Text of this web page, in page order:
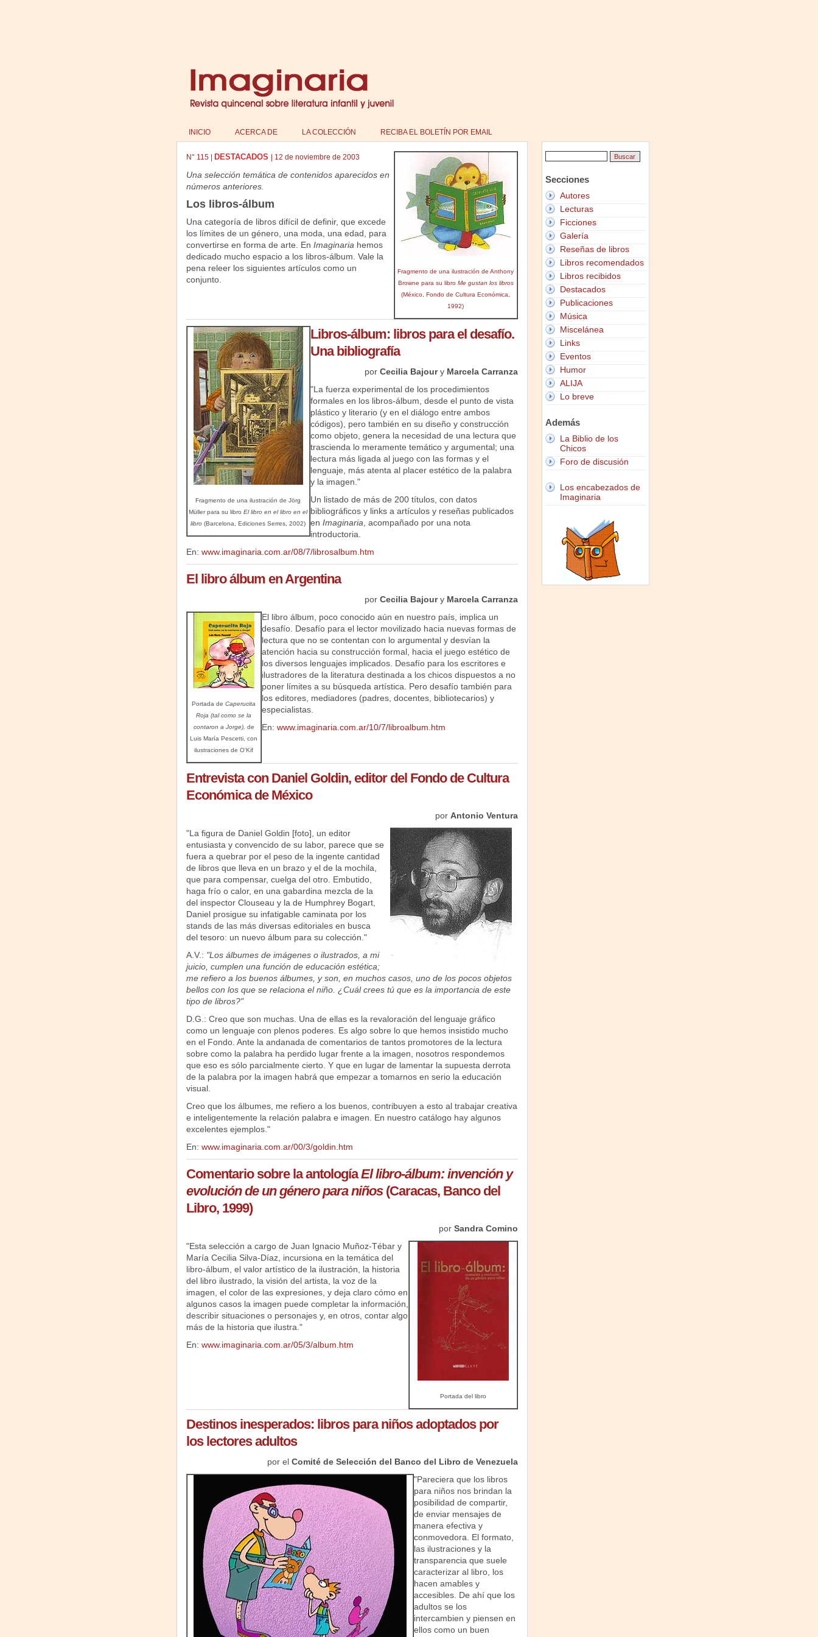
INICIO ACERCA DE LA COLECCIÓN RECIBA EL BOLETÍN POR EMAIL
N° 115|
Fragmento de una ilustración de Anthony
Browne para su libro Me gustan los libros
(México, Fondo de Cultura Económica,
1992)
DESTACADOS 12 de noviembre de 2003
Una selección temática de contenidos aparecidos en
números anteriores.
Los libros-álbum
Una categoría de libros difícil de definir, que excede
los límites de un género, una moda, una edad, para
convertirse en forma de arte. En Imaginaria hemos
dedicado mucho espacio a los libros-álbum. Vale la
pena releer los siguientes artículos como un
conjunto.
Fragmento de una ilustración de Jörg
Müller para su libro El libro en el libro en el
libro (Barcelona, Ediciones Serres, 2002)
Libros-álbum: libros para el desafío.
Una bibliografía
por Cecilia Bajoury Marcela Carranza
"La fuerza experimental de los procedimientos
formales en los libros-álbum, desde el punto de vista
plástico y literario (y en el diálogo entre ambos
códigos), pero también en su diseño y construcción
como objeto, genera la necesidad de una lectura que
trascienda lo meramente temático y argumental; una
lectura más ligada al juego con las formas y el
lenguaje, más atenta al placer estético de la palabra
y la imagen."
Un listado de más de 200 títulos, con datos
bibliográficos y links a artículos y reseñas publicados
en Imaginaria , acompañado por una nota
introductoria.
En: www.imaginaria.com.ar/08/7/librosalbum.htm
El libro álbum en Argentina
por Cecilia Bajoury Marcela Carranza
Portada de Caperucita
Roja (tal como se la
contaron a Jorge), de
Luis María Pescetti, con
ilustraciones de O'Kif
El libro álbum, poco conocido aún en nuestro país, implica un
desafío. Desafío para el lector movilizado hacia nuevas formas de
lectura que no se contentan con lo argumental y desvían la
atención hacia su construcción formal, hacia el juego estético de
los diversos lenguajes implicados. Desafío para los escritores e
ilustradores de la literatura destinada a los chicos dispuestos a no
poner límites a su búsqueda artística. Pero desafío también para
los editores, mediadores (padres, docentes, bibliotecarios) y
especialistas.
En: www.imaginaria.com.ar/10/7/libroalbum.htm
Entrevista con Daniel Goldin, editor del Fondo de Cultura
Económica de México
por Antonio Ventura
"La figura de Daniel Goldin [foto], un editor
entusiasta y convencido de su labor, parece que se
fuera a quebrar por el peso de la ingente cantidad
de libros que lleva en un brazo y el de la mochila,
que para compensar, cuelga del otro. Embutido,
haga frío o calor, en una gabardina mezcla de la
del inspector Clouseau y la de Humphrey Bogart,
Daniel prosigue su infatigable caminata por los
stands de las más diversas editoriales en busca
del tesoro: un nuevo álbum para su colección."
A.V.: "Los álbumes de imágenes o ilustrados, a mi
juicio, cumplen una función de educación estética;
me refiero a los buenos álbumes, y son, en muchos casos, uno de los pocos objetos
bellos con los que se relaciona el niño. ¿Cuál crees tú que es la importancia de este
tipo de libros?"
D.G.: Creo que son muchas. Una de ellas es la revaloración del lenguaje gráfico
como un lenguaje con plenos poderes. Es algo sobre lo que hemos insistido mucho
en el Fondo. Ante la andanada de comentarios de tantos promotores de la lectura
sobre como la palabra ha perdido lugar frente a la imagen, nosotros respondemos
que eso es sólo parcialmente cierto. Y que en lugar de lamentar la supuesta derrota
de la palabra por la imagen habrá que empezar a tomarnos en serio la educación
visual.
Creo que los álbumes, me refiero a los buenos, contribuyen a esto al trabajar creativa
e inteligentemente la relación palabra e imagen. En nuestro catálogo hay algunos
excelentes ejemplos."
En: www.imaginaria.com.ar/00/3/goldin.htm
Comentario sobre la antologíaEl libro-álbum: invención y
evolución de un género para niños(Caracas, Banco del
Libro, 1999)
por Sandra Comino
Portada del libro
"Esta selección a cargo de Juan Ignacio Muñoz-Tébar y
María Cecilia Silva-Díaz, incursiona en la temática del
libro-álbum, el valor artístico de la ilustración, la historia
del libro ilustrado, la visión del artista, la voz de la
imagen, el color de las expresiones, y deja claro cómo en
algunos casos la imagen puede completar la información,
describir situaciones o personajes y, en otros, contar algo
más de la historia que ilustra."
En: www.imaginaria.com.ar/05/3/album.htm
Destinos inesperados: libros para niños adoptados por
los lectores adultos
por el Comité de Selección del Banco del Libro de Venezuela
"Pareciera que los libros
para niños nos brindan la
posibilidad de compartir,
de enviar mensajes de
manera efectiva y
conmovedora. El formato,
las ilustraciones y la
transparencia que suele
caracterizar al libro, los
hacen amables y
accesibles. De ahí que los
adultos se los
intercambien y piensen en
ellos como un buen
Secciones
Autores
Lecturas
Ficciones
Galería
Reseñas de libros
Libros recomendados
Libros recibidos
Destacados
Publicaciones
Música
Miscelánea
Links
Eventos
Humor
ALIJA
Lo breve
Además
La Biblio de los
Chicos
Foro de discusión
Los encabezados de
Imaginaria